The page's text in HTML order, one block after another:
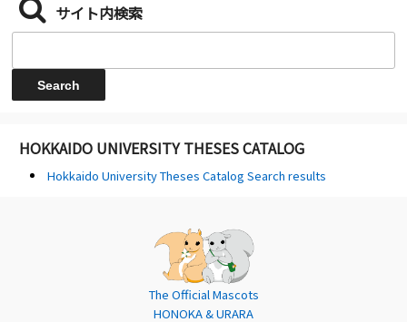
サイト内検索
HOKKAIDO UNIVERSITY THESES CATALOG
Hokkaido University Theses Catalog Search results
The Official Mascots
HONOKA & URARA